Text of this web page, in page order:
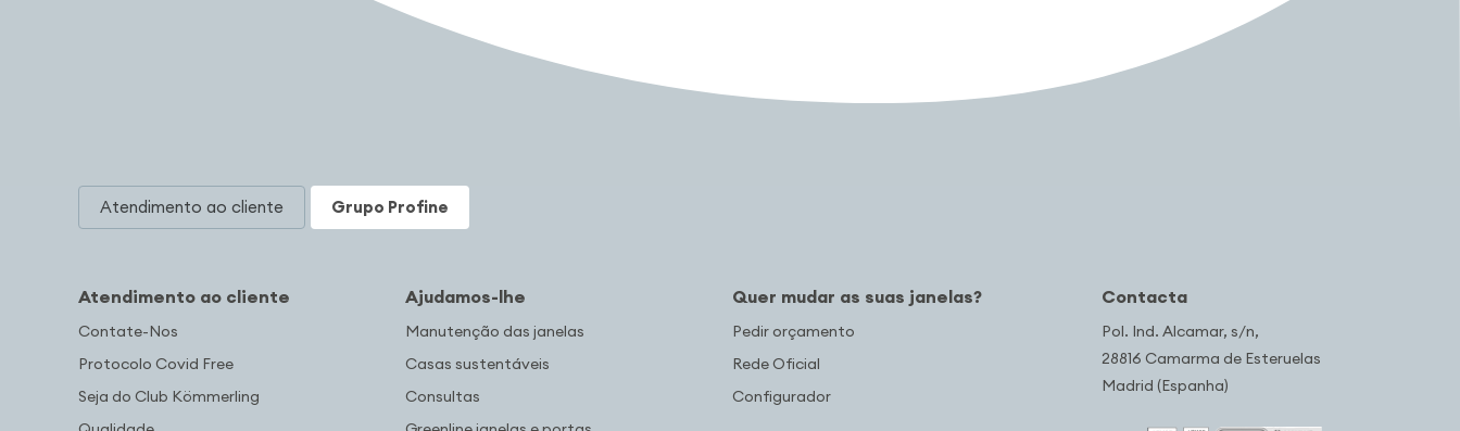
Atendimento ao cliente
Atendimento ao cliente
Contate-Nos
Protocolo Covid Free
Seja do Club Kömmerling
Ajudamos-lhe
Manutenção das janelas
Casas sustentáveis
Consultas
Quer mudar as suas janelas?
Pedir orçamento
Rede Oficial
Configurador
Contacta
Pol. Ind. Alcamar, s/n,
28816 Camarma de Esteruelas
Madrid (Espanha)
Grupo Profine